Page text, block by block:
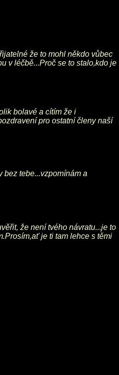
že to mohl někdo vůbec
v léčbě...Proč se to stalo,kdo je
bolavé a cítím že i
pro ostatní členy naší
bez tebe...vzpomínám a
že není tvého návratu...je to
je ti tam lehce s těmi